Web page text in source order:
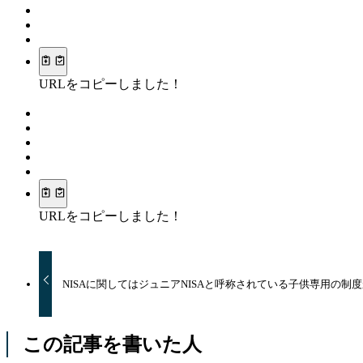
URLをコピーしました！
URLをコピーしました！
NISAに関してはジュニアNISAと呼称されている子供専用の制
この記事を書いた人